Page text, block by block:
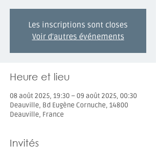
Les inscriptions sont closes
Voir d'autres événements
Heure et lieu
08 août 2025, 19:30 – 09 août 2025, 00:30
Deauville, Bd Eugène Cornuche, 14800
Deauville, France
Invités